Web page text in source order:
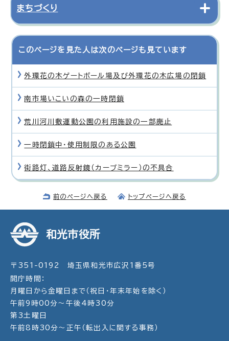
まちづくり
このページを見た人は次のページも見ています
外環花の木ゲートボール場及び外環花の木広場の閉鎖
南市場いこいの森の一時閉鎖
荒川河川敷運動公園の利用施設の一部廃止
一時閉鎖中・使用制限のある公園
街路灯、道路反射鏡（カーブミラー）の不具合
前のページへ戻る トップページへ戻る
和光市役所
〒351-0192 埼玉県和光市広沢1番5号
開庁時間：
月曜日から金曜日まで（祝日・年末年始を除く）
午前9時00分～午後4時30分
第3土曜日
午前8時30分～正午（転出入に関する事務）